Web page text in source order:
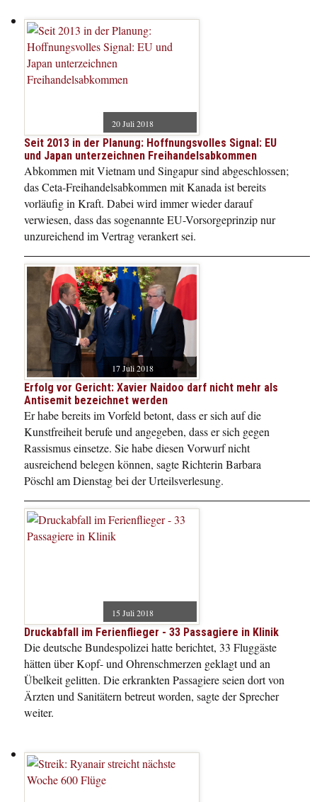
20 Juli 2018
Seit 2013 in der Planung: Hoffnungsvolles Signal: EU
und Japan unterzeichnen Freihandelsabkommen
Abkommen mit Vietnam und Singapur sind abgeschlossen;
das Ceta-Freihandelsabkommen mit Kanada ist bereits
vorläufig in Kraft. Dabei wird immer wieder darauf
verwiesen, dass das sogenannte EU-Vorsorgeprinzip nur
unzureichend im Vertrag verankert sei.
17 Juli 2018
Erfolg vor Gericht: Xavier Naidoo darf nicht mehr als
Antisemit bezeichnet werden
Er habe bereits im Vorfeld betont, dass er sich auf die
Kunstfreiheit berufe und angegeben, dass er sich gegen
Rassismus einsetze. Sie habe diesen Vorwurf nicht
ausreichend belegen können, sagte Richterin Barbara
Pöschl am Dienstag bei der Urteilsverlesung.
15 Juli 2018
Druckabfall im Ferienflieger - 33 Passagiere in Klinik
Die deutsche Bundespolizei hatte berichtet, 33 Fluggäste
hätten über Kopf- und Ohrenschmerzen geklagt und an
Übelkeit gelitten. Die erkrankten Passagiere seien dort von
Ärzten und Sanitätern betreut worden, sagte der Sprecher
weiter.